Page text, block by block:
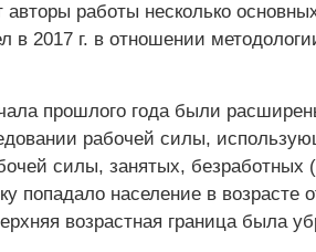
работы несколько
в 2017 г. в отношении
прошлого года были
рабочей силы,
силы, занятых,
попадало население в возрасте
возрастная граница была